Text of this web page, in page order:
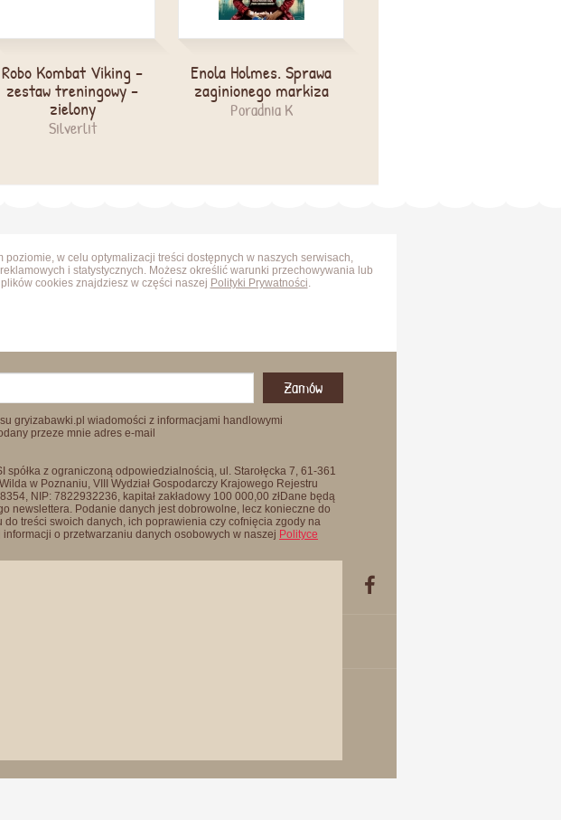
Robo Kombat Viking -
zestaw treningowy -
zielony
Silverlit
Enola Holmes. Sprawa
zaginionego markiza
Poradnia K
w celu optymalizacji treści dostępnych w naszych serwisach,
i statystycznych. Możesz określić warunki przechowywania lub
cookies znajdziesz w części naszej Polityki Prywatności.
Zamów
gryizabawki.pl wiadomości z informacjami handlowymi
przeze mnie adres e-mail
z ograniczoną odpowiedzialnością, ul. Starołęcka 7, 61-361
w Poznaniu, VIII Wydział Gospodarczy Krajowego Rejestru
NIP: 7822932236, kapitał zakładowy 100 000,00 złDane będą
newslettera. Podanie danych jest dobrowolne, lecz konieczne do
treści swoich danych, ich poprawienia czy cofnięcia zgody na
o przetwarzaniu danych osobowych w naszej Polityce